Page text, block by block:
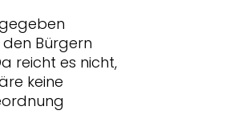
Bürgern
reicht es nicht,
keine